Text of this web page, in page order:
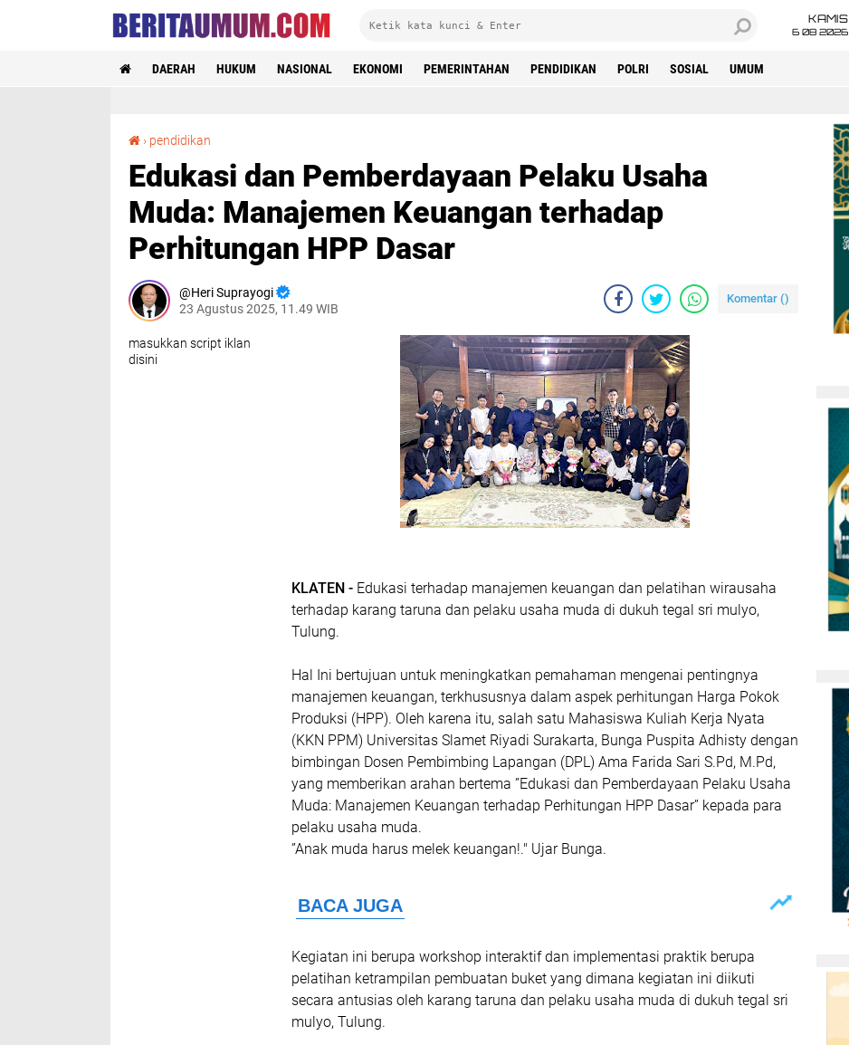
KAMIS
6 08 2026
DAERAH HUKUM NASIONAL EKONOMI PEMERINTAHAN PENDIDIKAN POLRI SOSIAL UMUM
› pendidikan
Edukasi dan Pemberdayaan Pelaku Usaha
Muda: Manajemen Keuangan terhadap
Perhitungan HPP Dasar
Heri Suprayogi
23 Agustus 2025, 11.49 WIB
Komentar ()
masukkan script iklan
disini
KLATEN - Edukasi terhadap manajemen keuangan dan pelatihan wirausaha
terhadap karang taruna dan pelaku usaha muda di dukuh tegal sri mulyo,
Tulung.
Hal Ini bertujuan untuk meningkatkan pemahaman mengenai pentingnya
manajemen keuangan, terkhususnya dalam aspek perhitungan Harga Pokok
Produksi (HPP). Oleh karena itu, salah satu Mahasiswa Kuliah Kerja Nyata
(KKN PPM) Universitas Slamet Riyadi Surakarta, Bunga Puspita Adhisty dengan
bimbingan Dosen Pembimbing Lapangan (DPL) Ama Farida Sari S.Pd, M.Pd,
yang memberikan arahan bertema ”Edukasi dan Pemberdayaan Pelaku Usaha
Muda: Manajemen Keuangan terhadap Perhitungan HPP Dasar” kepada para
pelaku usaha muda.
”Anak muda harus melek keuangan!." Ujar Bunga.
Kegiatan ini berupa workshop interaktif dan implementasi praktik berupa
pelatihan ketrampilan pembuatan buket yang dimana kegiatan ini diikuti
secara antusias oleh karang taruna dan pelaku usaha muda di dukuh tegal sri
mulyo, Tulung.